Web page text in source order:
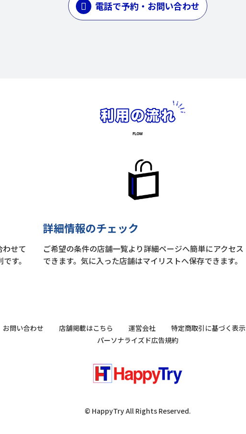
電話で予約・お問い合わせ
わせて
す。
詳細情報のチェック
ご希望の条件の店舗一覧より詳細ページへ簡単にアクセス
できます。気に入った店舗はマイリストへ保存できます。
お問い合わせ 店舗掲載はこちら 運営会社 特定商取引に基づく表示
パーソナライズド広告規約
© HappyTry All Rights Reserved.